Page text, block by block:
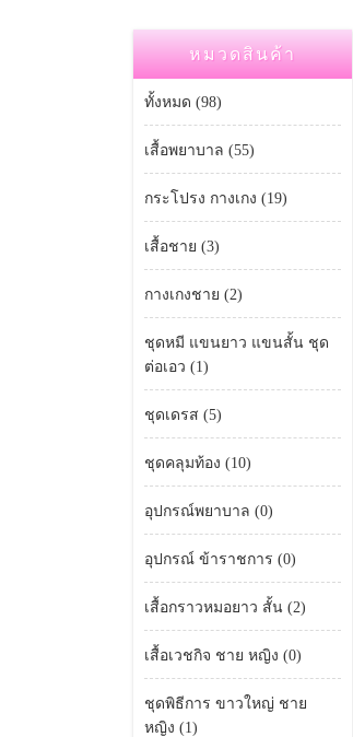
หมวดสินค้า
ทั้งหมด (98)
เสื้อพยาบาล (55)
กระโปรง กางเกง (19)
เสื้อชาย (3)
กางเกงชาย (2)
ชุดหมี แขนยาว แขนสั้น ชุด
ต่อเอว (1)
ชุดเดรส (5)
ชุดคลุมท้อง (10)
อุปกรณ์พยาบาล (0)
อุปกรณ์ ข้าราชการ (0)
เสื้อกราวหมอยาว สั้น (2)
เสื้อเวชกิจ ชาย หญิง (0)
ชุดพิธีการ ขาวใหญ่ ชาย
หญิง (1)